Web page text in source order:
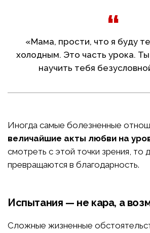
«Мама, прости, что я буду
холодным. Это часть урока.
научить тебя
Иногда самые болезненные
величайшие акты любви на
смотреть с этой точки зрения, то
превращаются в благодарность.
Испытания — не кара, а
Сложные жизненные